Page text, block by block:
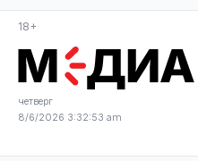
18+
четверг
8/6/2026 3:32:55 am